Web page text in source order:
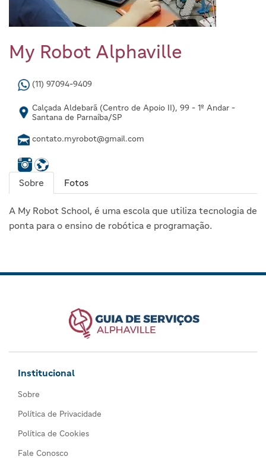
My Robot Alphaville
(11) 97094-9409
Calçada Aldebarã (Centro de Apoio II), 99 - 1º Andar -
Santana de Parnaíba/SP
contato.myrobot@gmail.com
Sobre Fotos
A My Robot School, é uma escola que utiliza tecnologia de
ponta para o ensino de robótica e programação.
Institucional
Sobre
Política de Privacidade
Política de Cookies
Fale Conosco